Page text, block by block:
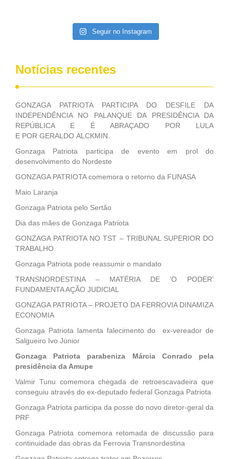
transferência condicionada de renda. O descumprimento por
cinco vezes leva ao cancelamento do benefício. As
Família. Fonte: Agência Brasil Blog do Deputado Federal
Seguir no Instagram
Notícias recentes
GONZAGA PATRIOTA PARTICIPA DO DESFILE DA
INDEPENDÊNCIA NO PALANQUE DA PRESIDÊNCIA DA
REPÚBLICA E É ABRAÇADO POR LULA
E POR GERALDO ALCKMIN.
Gonzaga Patriota participa de evento em prol do
desenvolvimento do Nordeste
GONZAGA PATRIOTA comemora o retorno da FUNASA
Maio Laranja
Gonzaga Patriota pelo Sertão
Dia das mães de Gonzaga Patriota
GONZAGA PATRIOTA NO TST – TRIBUNAL SUPERIOR DO
TRABALHO
Gonzaga Patriota pode reassumir o mandato
TRANSNORDESTINA – MATÉRIA DE ‘O PODER’
FUNDAMENTA AÇÃO JUDICIAL
GONZAGA PATRIOTA – PROJETO DA FERROVIA DINAMIZA
ECONOMIA
Gonzaga Patriota lamenta falecimento do ex-vereador de
Salgueiro Ivo Júnior
Gonzaga Patriota parabeniza Márcia Conrado pela
presidência da Amupe
Valmir Tunu comemora chegada de retroescavadeira que
conseguiu através do ex-deputado federal Gonzaga Patriota
Gonzaga Patriota participa da posse do novo diretor-geral da
PRF
Gonzaga Patriota comemora retomada de discussão para
continuidade das obras da Ferrovia Transnordestina